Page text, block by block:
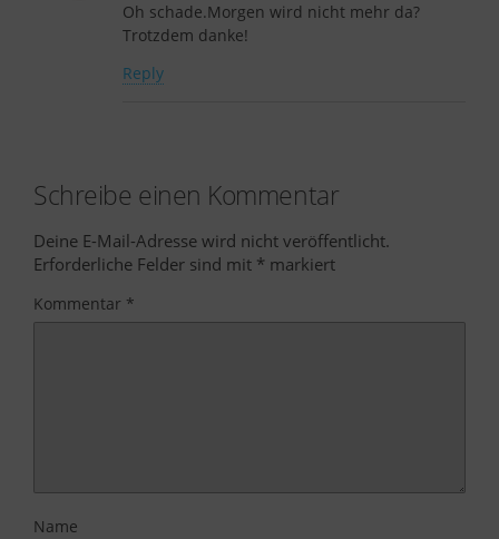
Oh schade.Morgen wird nicht mehr da?
Trotzdem danke!
Reply
Schreibe einen Kommentar
Deine E-Mail-Adresse wird nicht veröffentlicht.
Erforderliche Felder sind mit * markiert
Kommentar *
Name